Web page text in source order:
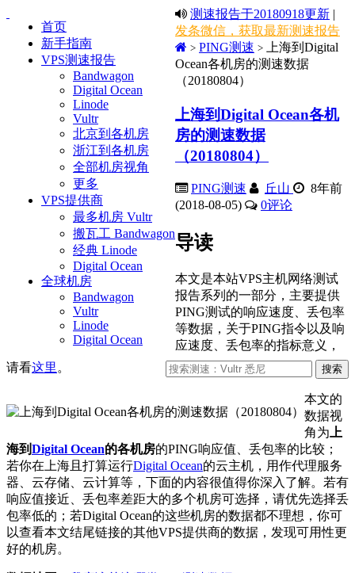
首页
新手指南
VPS测速报告
Bandwagon
Digital Ocean
Linode
Vultr
北京到各机房
浙江到各机房
全部机房视角
更多
VPS提供商
最多机房 Vultr
搬瓦工 Bandwagon
经典 Linode
Digital Ocean
全球机房
Bandwagon
Vultr
Linode
Digital Ocean
测速报告于20180918更新 |
发条微信，获取最新测速报告
> PING测速 >
上海到Digital
Ocean各机房的测速数据
（20180804）
上海到Digital Ocean各机
房的测速数据
（20180804）
PING测速 丘山
8年前
(2018-08-05)
0评论
导读
本文是本站VPS主机网络测试
报告系列的一部分，主要提供
PING测试的响应速度、丢包率
等数据，关于PING指令以及响
应速度、丢包率的指标意义，
请看这里 。
本文的
数据视
角为 上
海到Digital Ocean的各机房的PING响应值、丢包率的比较；
若你在上海且打算运行Digital Ocean的云主机，用作代理服务
器、云存储、云计算等，下面的内容很值得你深入了解。若有
响应值接近、丢包率差距大的多个机房可选择，请优先选择丢
包率低的；若Digital Ocean的这些机房的数据都不理想，你可
以查看本文结尾链接的其他VPS提供商的数据，发现可用性更
好的机房。